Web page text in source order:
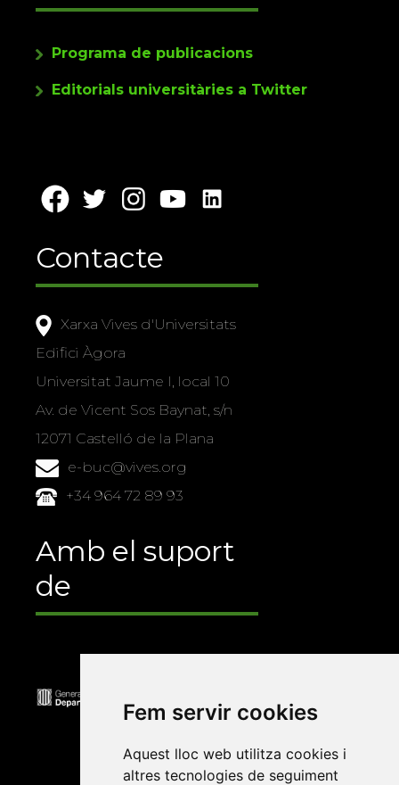
Fem servir cookies
Aquest lloc web utilitza cookies i
altres tecnologies de seguiment
Programa de publicacions
Editorials universitàries a Twitter
Contacte
Xarxa Vives d'Universitats
Edifici Àgora
Universitat Jaume I, local 10
Av. de Vicent Sos Baynat, s/n
12071 Castelló de la Plana
e-buc@vives.org
+34 964 72 89 93
Amb el suport
de